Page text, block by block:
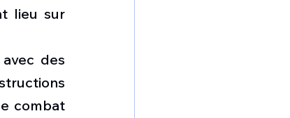
lieu sur
des
combat